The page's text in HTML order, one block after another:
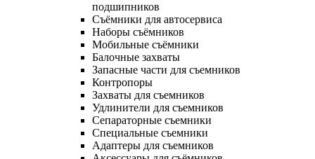
подшипников
Съёмники для автосервиса
Наборы съёмников
Мобильные съёмники
Балочные захваты
Запасные части для съемников
Контропоры
Захваты для съемников
Удлинители для съемников
Сепараторные съемники
Специальные съемники
Адаптеры для съемников